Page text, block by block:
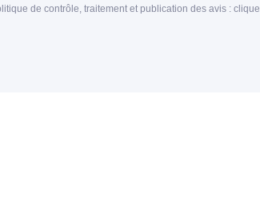
de contrôle, traitement et publication des avis :